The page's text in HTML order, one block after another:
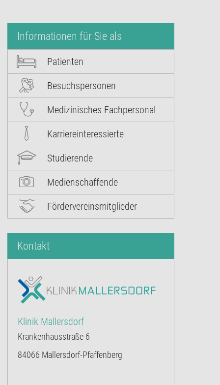
Informationen für Sie als
Patienten
Besuchspersonen
Medizinisches Fachpersonal
Karriereinteressierte
Studierende
Medienschaffende
Fördervereinsmitglieder
Kontakt
Klinik Mallersdorf
Krankenhausstraße 6
84066 Mallersdorf-Pfaffenberg